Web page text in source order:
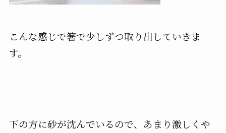
こんな感じで箸で少しずつ取り出していきま
す。
下の方に砂が沈んでいるので、あまり激しくや